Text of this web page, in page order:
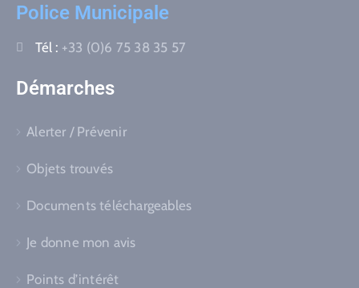
Police Municipale
Tél : +33 (0)6 75 38 35 57
Démarches
Alerter / Prévenir
Objets trouvés
Documents téléchargeables
Je donne mon avis
Points d’intérêt